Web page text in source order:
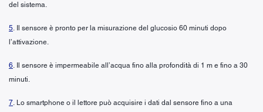
del sistema.
5. Il sensore è pronto per la misurazione del glucosio 60 minuti dopo
l’attivazione.
6. Il sensore è impermeabile all’acqua fino alla profondità di 1 m e fino a 30
minuti.
7. Lo smartphone o il lettore può acquisire i dati dal sensore fino a una